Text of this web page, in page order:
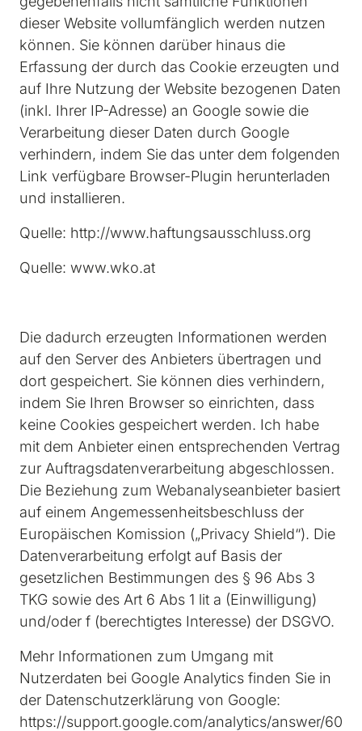
dieser Website vollumfänglich werden nutzen
können. Sie können darüber hinaus die
Erfassung der durch das Cookie erzeugten und
auf Ihre Nutzung der Website bezogenen Daten
(inkl. Ihrer IP-Adresse) an Google sowie die
Verarbeitung dieser Daten durch Google
verhindern, indem Sie das unter dem folgenden
Link verfügbare Browser-Plugin herunterladen
und installieren.
Quelle: http://www.haftungsausschluss.org
Quelle: www.wko.at
Die dadurch erzeugten Informationen werden
auf den Server des Anbieters übertragen und
dort gespeichert. Sie können dies verhindern,
indem Sie Ihren Browser so einrichten, dass
keine Cookies gespeichert werden. Ich habe
mit dem Anbieter einen entsprechenden Vertrag
zur Auftragsdatenverarbeitung abgeschlossen.
Die Beziehung zum Webanalyseanbieter basiert
auf einem Angemessenheitsbeschluss der
Europäischen Komission („Privacy Shield“). Die
Datenverarbeitung erfolgt auf Basis der
gesetzlichen Bestimmungen des § 96 Abs 3
TKG sowie des Art 6 Abs 1 lit a (Einwilligung)
und/oder f (berechtigtes Interesse) der DSGVO.
Mehr Informationen zum Umgang mit
Nutzerdaten bei Google Analytics finden Sie in
der Datenschutzerklärung von Google:
https://support.google.com/analytics/answer/60